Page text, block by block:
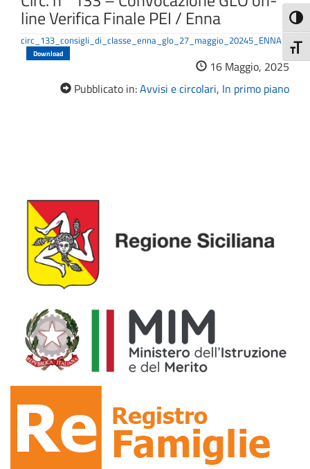
line Verifica Finale PEI / Enna
circ_133_consigli_di_classe_enna_glo_27_maggio_20245_ENNA
Download
16 Maggio, 2025
Pubblicato in:Avvisi e circolari, In primo piano